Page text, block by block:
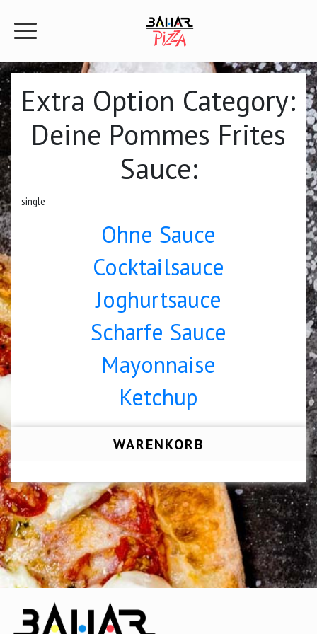
Extra Option Category:
Deine Pommes Frites
Sauce:
single
Ohne Sauce
Cocktailsauce
Joghurtsauce
Scharfe Sauce
Mayonnaise
Ketchup
WARENKORB